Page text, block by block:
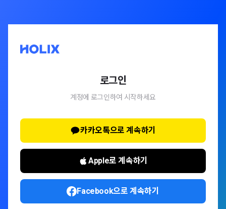
로그인
계정에 로그인하여 시작하세요
카카오톡으로 계속하기
Apple로 계속하기
Facebook으로 계속하기